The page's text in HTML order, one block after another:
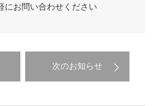
にお問い合わせください
次のお知らせ